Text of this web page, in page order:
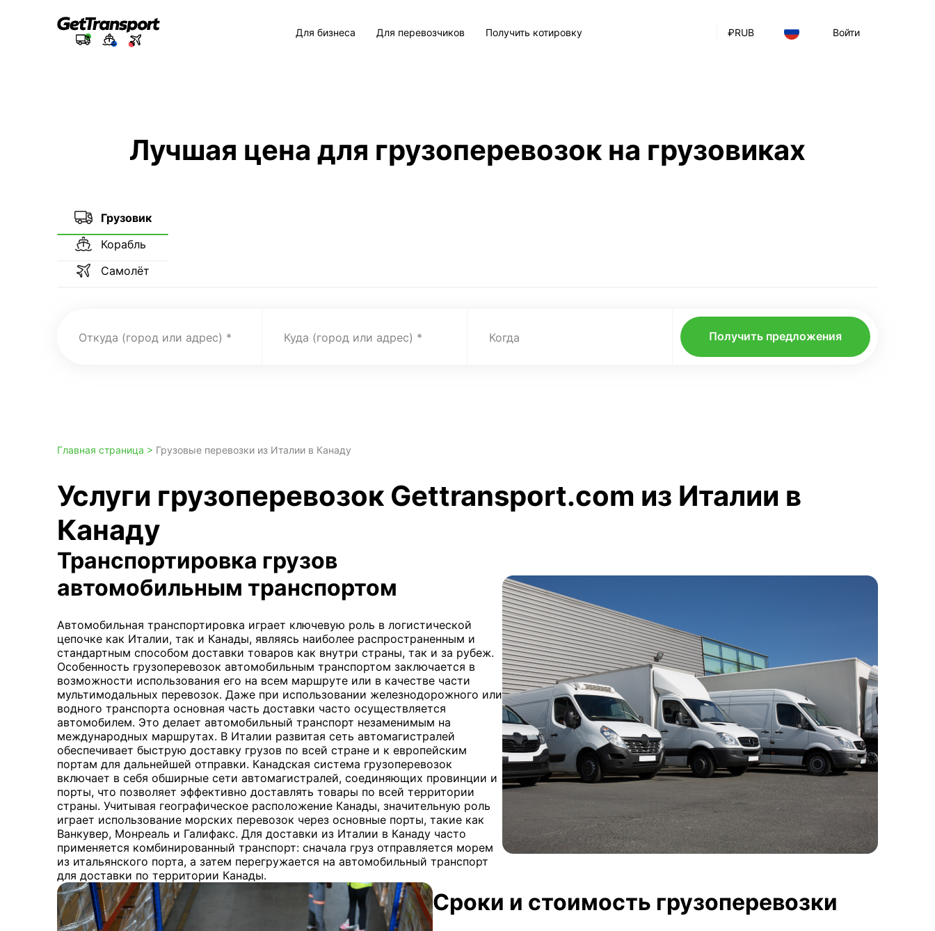
₽RUB Войти
Для бизнеса Для перевозчиков Получить котировку
Лучшая цена для грузоперевозок на грузовиках
Грузовик
Корабль
Самолёт
Откуда (город или адрес) Куда (город или адрес) Когда Получить предложения
Главная страница > Грузовые перевозки из Италии в Канаду
Услуги грузоперевозок Gettransport.com из Италии в
Канаду
Транспортировка грузов
автомобильным транспортом
Автомобильная транспортировка играет ключевую роль в логистической
цепочке как Италии, так и Канады, являясь наиболее распространенным и
стандартным способом доставки товаров как внутри страны, так и за рубеж.
Особенность грузоперевозок автомобильным транспортом заключается в
возможности использования его на всем маршруте или в качестве части
мультимодальных перевозок. Даже при использовании железнодорожного или
водного транспорта основная часть доставки часто осуществляется
автомобилем. Это делает автомобильный транспорт незаменимым на
международных маршрутах. В Италии развитая сеть автомагистралей
обеспечивает быструю доставку грузов по всей стране и к европейским
портам для дальнейшей отправки. Канадская система грузоперевозок
включает в себя обширные сети автомагистралей, соединяющих провинции и
порты, что позволяет эффективно доставлять товары по всей территории
страны. Учитывая географическое расположение Канады, значительную роль
играет использование морских перевозок через основные порты, такие как
Ванкувер, Монреаль и Галифакс. Для доставки из Италии в Канаду часто
применяется комбинированный транспорт: сначала груз отправляется морем
из итальянского порта, а затем перегружается на автомобильный транспорт
для доставки по территории Канады.
Сроки и стоимость грузоперевозки